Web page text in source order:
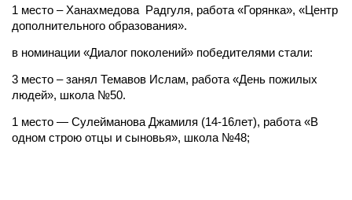
1 место – Ханахмедова Радгуля, работа «Горянка», «Центр
дополнительного образования».
в номинации «Диалог поколений» победителями стали:
3 место – занял Темавов Ислам, работа «День пожилых
людей», школа №50.
1 место — Сулейманова Джамиля (14-16лет), работа «В
одном строю отцы и сыновья», школа №48;